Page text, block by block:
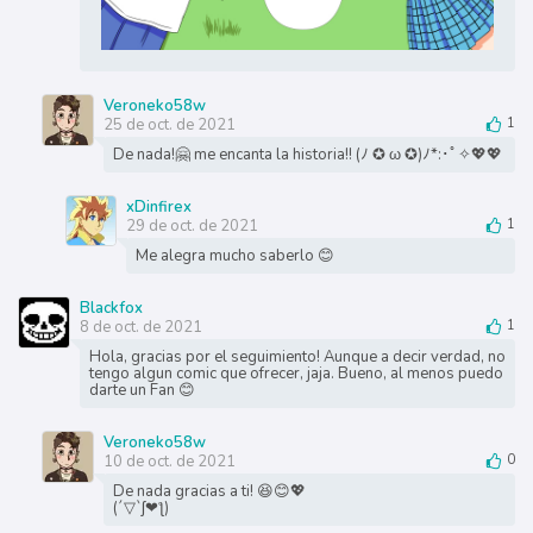
Veroneko58w
25 de oct. de 2021
1
De nada!🤗 me encanta la historia!! (ﾉ ✪ ω ✪)ﾉ*:･ﾟ✧💖💖
xDinfirex
29 de oct. de 2021
1
Me alegra mucho saberlo 😊
Blackfox
8 de oct. de 2021
1
Hola, gracias por el seguimiento! Aunque a decir verdad, no
tengo algun comic que ofrecer, jaja. Bueno, al menos puedo
darte un Fan 😊
Veroneko58w
10 de oct. de 2021
0
De nada gracias a ti! 😆😊💖
(´▽`ʃ❤ƪ)